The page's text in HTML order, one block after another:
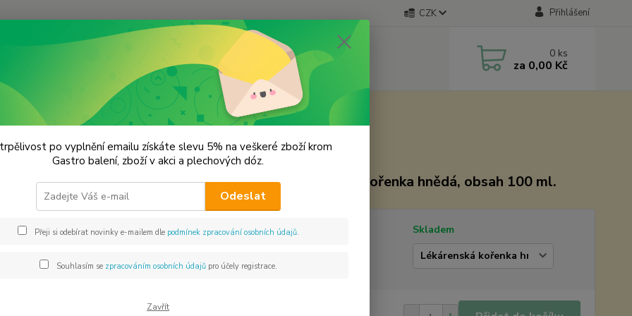
CZK Přihlášení
0 ks
za 0,00 Kč
Premium koření Fenykl celý Prémiová kvalita
celý Prémiová kvalita
Lékárenská kořenka hnědá, obsah 100 ml.
Skladem
po vyplnění emailu získáte slevu 5% na veškeré zboží krom
Gastro balení, zboží v akci a plechových dóz.
Odeslat
Přeji si odebírat novinky e-mailem dle podmínek zpracování osobních údajů.
Souhlasím se zpracováním osobních údajůpro účely registrace.
Zavřít